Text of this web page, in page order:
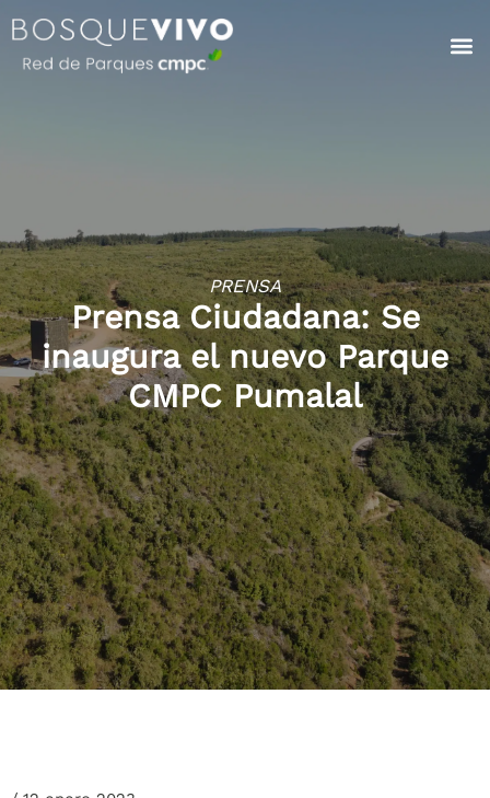
PRENSA
Prensa Ciudadana: Se
inaugura el nuevo Parque
CMPC Pumalal